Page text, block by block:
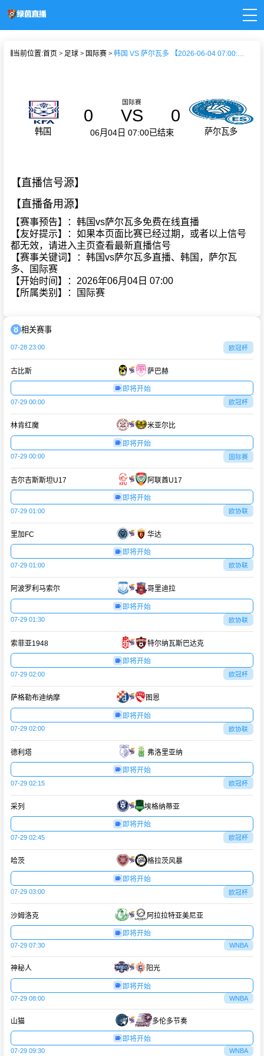
当前位置:首页 足球 国际赛 韩国 VS 萨尔瓦多 【2026-06-04 07:00:00】
韩国
国际赛
0 VS 0
06月04日 07:00已结束 萨尔瓦多
【直播信号源】
【直播备用源】
【赛事预告】：韩国vs萨尔瓦多免费在线直播
【友好提示】：如果本页面比赛已经过期，或者以上信号
都无效，请进入主页查看最新直播信号
【赛事关键词】：韩国vs萨尔瓦多直播、韩国，萨尔瓦
多、国际赛
【开始时间】：2026年06月04日 07:00
【所属类别】：国际赛
相关赛事
07-28 23:00 欧冠杯
古比斯 萨巴赫
即将开始
07-29 00:00 欧冠杯
林肯红魔 米亚尔比
即将开始
07-29 00:00 国际赛
吉尔吉斯斯坦U17 阿联酋U17
即将开始
07-29 01:00 欧协联
里加FC 华达
即将开始
07-29 01:00 欧协联
阿波罗利马索尔 哥里迪拉
即将开始
07-29 01:30 欧协联
索菲亚1948 特尔纳瓦斯巴达克
即将开始
07-29 02:00 欧冠杯
萨格勒布迪纳摩 图恩
即将开始
07-29 02:00 欧协联
德利塔 弗洛里亚纳
即将开始
07-29 02:15 欧冠杯
采列 埃格纳蒂亚
即将开始
07-29 02:45 欧冠杯
哈茨 格拉茨风暴
即将开始
07-29 03:00 欧冠杯
沙姆洛克 阿拉拉特亚美尼亚
即将开始
07-29 07:30 WNBA
神秘人 阳光
即将开始
07-29 08:00 WNBA
山猫 多伦多节奏
即将开始
07-29 09:30 WNBA